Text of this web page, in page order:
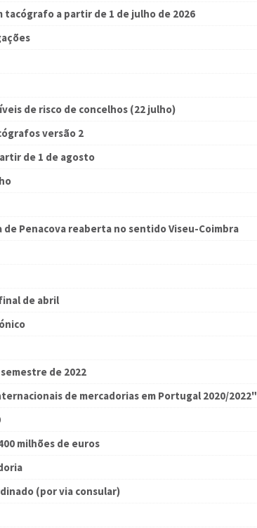
tacógrafo a partir de 1 de julho de 2026
de risco de concelhos (22 julho)
versão 2
de 1 de agosto
de Penacova reaberta no sentido Viseu-Coimbra
de abril
de 2022
de mercadorias em Portugal 2020/2022"
milhões de euros
(por via consular)